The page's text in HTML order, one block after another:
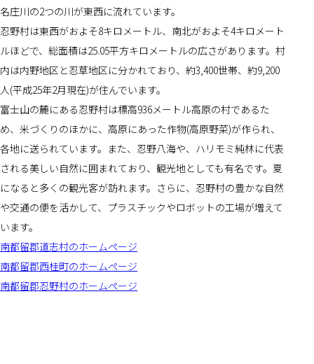
名庄川の2つの川が東西に流れています。
忍野村は東西がおよそ8キロメートル、南北がおよそ4キロメート
ルほどで、総面積は25.05平方キロメートルの広さがあります。村
内は内野地区と忍草地区に分かれており、約3,400世帯、約9,200
人(平成25年2月現在)が住んでいます。
富士山の麓にある忍野村は標高936メートル高原の村であるた
め、米づくりのほかに、高原にあった作物(高原野菜)が作られ、
各地に送られています。また、忍野八海や、ハリモミ純林に代表
される美しい自然に囲まれており、観光地としても有名です。夏
になると多くの観光客が訪れます。さらに、忍野村の豊かな自然
や交通の便を活かして、プラスチックやロボットの工場が増えて
います。
南都留郡道志村のホームページ
南都留郡西桂町のホームページ
南都留郡忍野村のホームページ